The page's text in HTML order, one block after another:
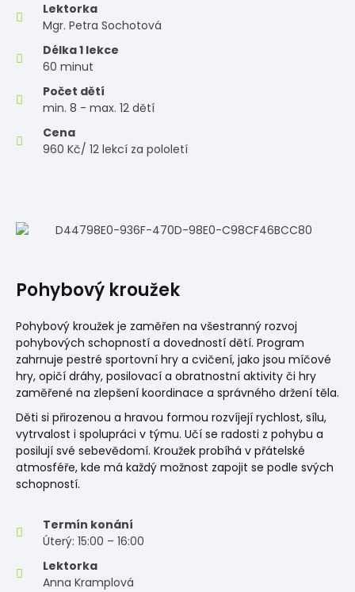
Lektorka
Mgr. Petra Sochotová
Délka 1 lekce
60 minut
Počet dětí
min. 8 - max. 12 dětí
Cena
960 Kč/ 12 lekcí za pololetí
Pohybový kroužek
Pohybový kroužek je zaměřen na všestranný rozvoj
pohybových schopností a dovedností dětí. Program
zahrnuje pestré sportovní hry a cvičení, jako jsou míčové
hry, opičí dráhy, posilovací a obratnostní aktivity či hry
zaměřené na zlepšení koordinace a správného držení těla.
Děti si přirozenou a hravou formou rozvíjejí rychlost, sílu,
vytrvalost i spolupráci v týmu. Učí se radosti z pohybu a
posilují své sebevědomí. Kroužek probíhá v přátelské
atmosféře, kde má každý možnost zapojit se podle svých
schopností.
Termín konání
Úterý: 15:00 – 16:00
Lektorka
Anna Kramplová